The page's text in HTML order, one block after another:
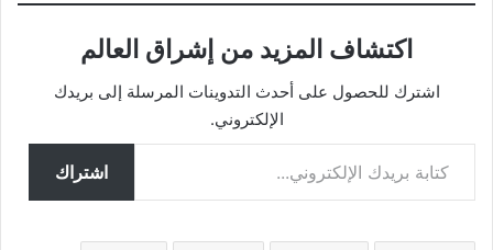
اكتشاف المزيد من إشراق العالم
اشترك للحصول على أحدث التدوينات المرسلة إلى بريدك
الإلكتروني.
كتابة بريدك الإلكتروني...
اشتراك